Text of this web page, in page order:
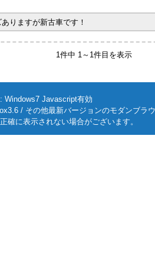
りますが新古車です！
1件中 1～1件目を表示
Windows7 Javascript有効
/ その他最新バージョンのモダンブラ
確に表示されない場合がございます。